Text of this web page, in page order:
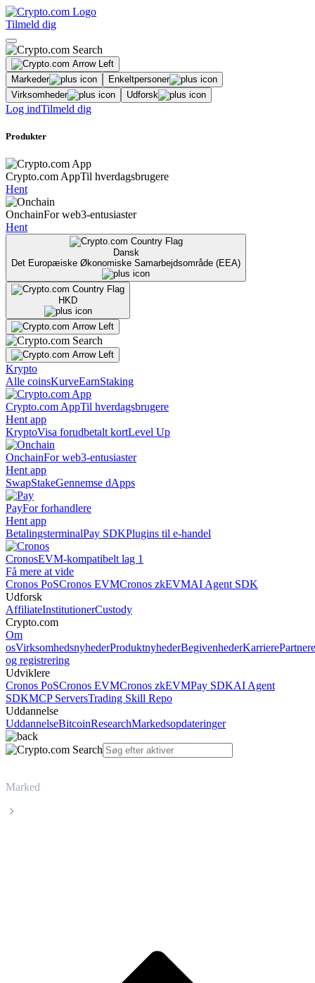
Tilmeld dig
Markeder
Enkeltpersoner
Virksomheder
Udforsk
Log indTilmeld dig
Produkter
Crypto.com AppTil hverdagsbrugere
Hent
OnchainFor web3-entusiaster
Hent
Dansk
Det Europæiske Økonomiske Samarbejdsområde (EEA)
HKD
Krypto
Alle coinsKurveEarnStaking
Crypto.com AppTil hverdagsbrugere
Hent app
KryptoVisa forudbetalt kortLevel Up
OnchainFor web3-entusiaster
Hent app
SwapStakeGennemse dApps
PayFor forhandlere
Hent app
BetalingsterminalPay SDKPlugins til e-handel
CronosEVM-kompatibelt lag 1
Få mere at vide
Cronos PoSCronos EVMCronos zkEVMAI Agent SDK
Udforsk
AffiliateInstitutionerCustody
Crypto.com
Om
osVirksomhedsnyhederProduktnyhederBegivenhederKarrierePartnere
og registrering
Udviklere
Cronos PoSCronos EVMCronos zkEVMPay SDKAI Agent
SDKMCP ServersTrading Skill Repo
Uddannelse
UddannelseBitcoinResearchMarkedsopdateringer
Marked